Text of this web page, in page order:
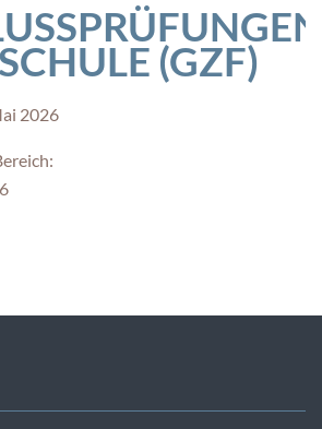
(GZF)
2026